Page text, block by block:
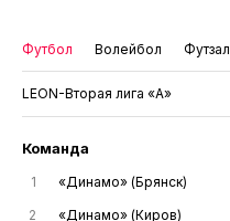
Футбол Волейбол Футзал
LEON-Вторая лига «А»
Команда
1 «Динамо» (Брянск)
2
«Динамо» (Киров)